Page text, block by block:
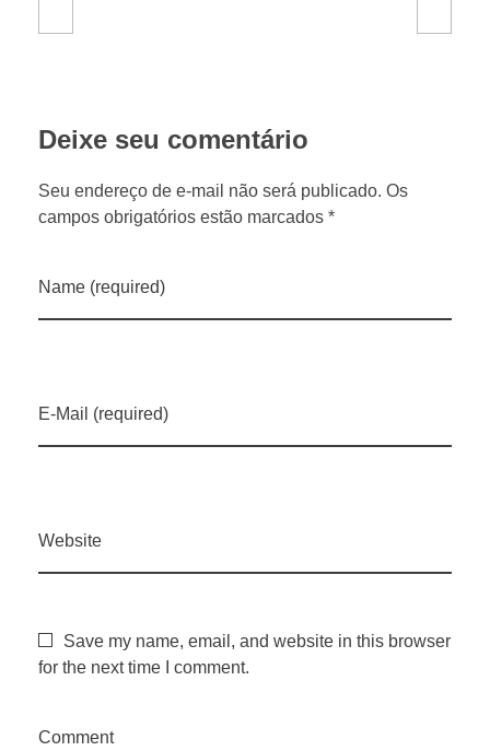
Deixe seu comentário
Seu endereço de e-mail não será publicado. Os
campos obrigatórios estão marcados *
Name (required)
E-Mail (required)
Website
Save my name, email, and website in this browser
for the next time I comment.
Comment